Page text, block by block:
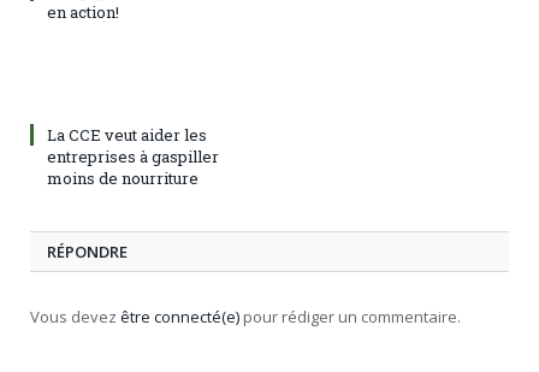
en action!
La CCE veut aider les
entreprises à gaspiller
moins de nourriture
RÉPONDRE
Vous devez être connecté(e) pour rédiger un commentaire.